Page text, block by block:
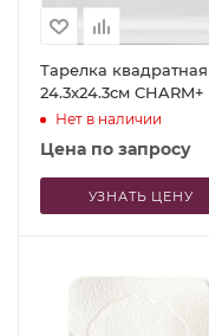
Тарелка квадратная
24.3x24.3см CHARM+
Нет в наличии
Цена по запросу
УЗНАТЬ ЦЕНУ